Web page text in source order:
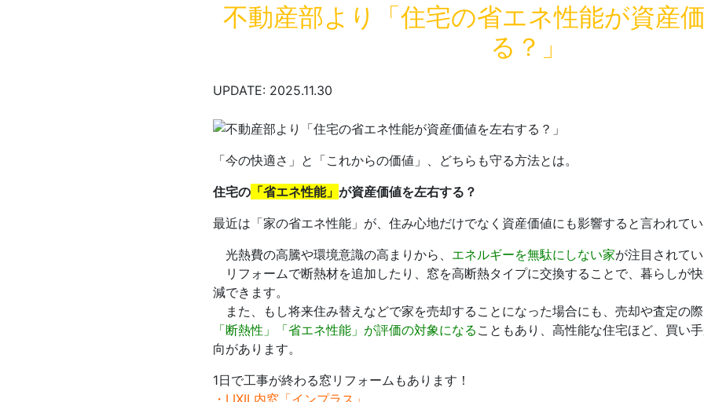
不動産部より「住宅の省エネ性能が資産
る？」
UPDATE: 2025.11.30
「今の快適さ」と「これからの価値」、どちらも守る方法とは。
住宅の「省エネ性能」 が資産価値を左右する？
最近は「家の省エネ性能」が、住み心地だけでなく資産価値にも影響すると言われて
光熱費の高騰や環境意識の高まりから、 エネルギーを無駄にしない家が注目されて
リフォームで断熱材を追加したり、窓を高断熱タイプに交換することで、暮らしが
減できます。
また、もし将来住み替えなどで家を売却することになった場合にも、売却や査定の
「断熱性」「省エネ性能」が評価の対象になる こともあり、高性能な住宅ほど、買い
向があります。
1日で工事が終わる窓リフォームもあります！